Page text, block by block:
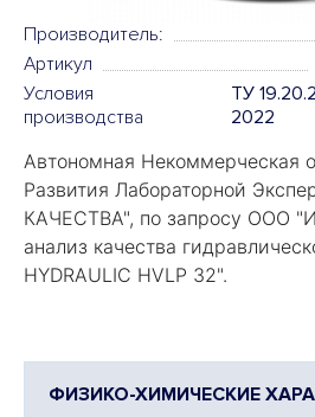
Производитель:
Артикул
Условия
производства
ТУ
2022
Автономная Некоммерческая
Развития Лабораторной
КАЧЕСТВА", по запросу ООО
анализ качества
HYDRAULIC HVLP 32".
ФИЗИКО-ХИМИЧЕСКИЕ